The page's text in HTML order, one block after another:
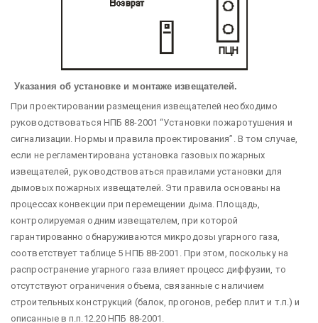
Указания об установке и монтаже извещателей.
При проектировании размещения извещателей необходимо
руководствоваться НПБ 88-2001 “Установки пожаротушения и
сигнализации. Нормы и правила проектирования”. В том случае,
если не регламентирована установка газовых пожарных
извещателей, руководствоваться правилами установки для
дымовых пожарных извещателей. Эти правила основаны на
процессах конвекции при перемещении дыма. Площадь,
контролируемая одним извещателем, при которой
гарантированно обнаруживаются микродозы угарного газа,
соответствует таблице 5 НПБ 88-2001. При этом, поскольку на
распространение угарного газа влияет процесс диффузии, то
отсутствуют ограничения объема, связанные с наличием
строительных конструкций (балок, прогонов, ребер плит и т.п.) и
описанные в п.п.12.20 НПБ 88-2001.